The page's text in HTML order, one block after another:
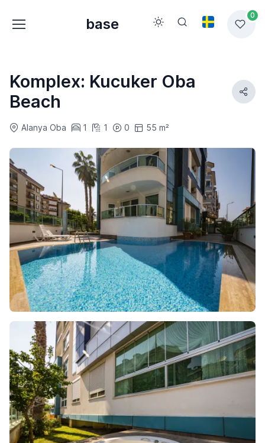
base
0
Komplex: Kucuker Oba
Beach
Alanya Oba 1 1 0 55 m²